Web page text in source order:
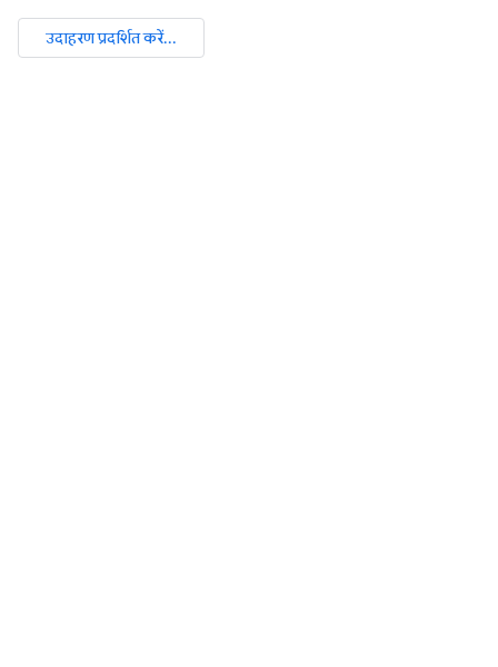
उदाहरण प्रदर्शित करें...